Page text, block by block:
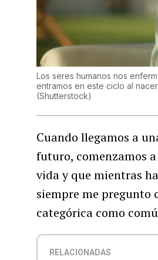
Los seres humanos nos
entramos en este ciclo al
(Shutterstock)
Cuando llegamos a
futuro, comenzamos
vida y que mientras
siempre me pregunto
categórica como
RELACIONADAS